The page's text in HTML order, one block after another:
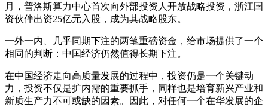
月，普洛斯算力中心首次向外部投资人开放战略投资，浙江国
资伙伴出资25亿元入股，成为其战略股东。
一外一内、几乎同期下注的两笔重磅资金，给市场提供了一个
相同的判断：中国经济仍然值得长期下注。
在中国经济走向高质量发展的过程中，投资仍是一个关键动
力，投资不仅是扩内需的重要抓手，同样也是培育新兴产业和
新质生产力不可或缺的因素。因此，对任何一个在华发展的企